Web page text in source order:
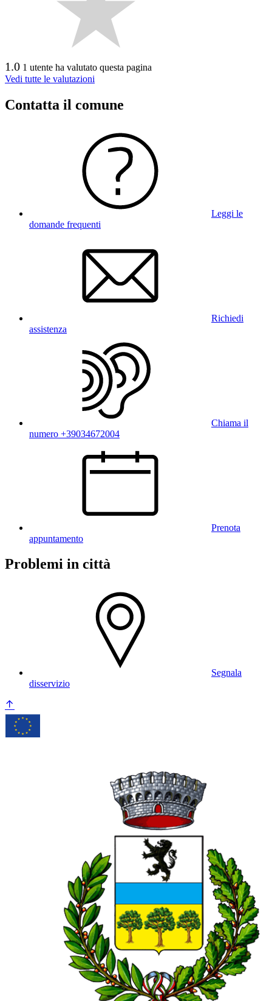
1.0 1 utente ha valutato questa pagina
Vedi tutte le valutazioni
Contatta il comune
Leggi le
domande frequenti
Richiedi
assistenza
Chiama il
numero +39034672004
Prenota
appuntamento
Problemi in città
Segnala
disservizio